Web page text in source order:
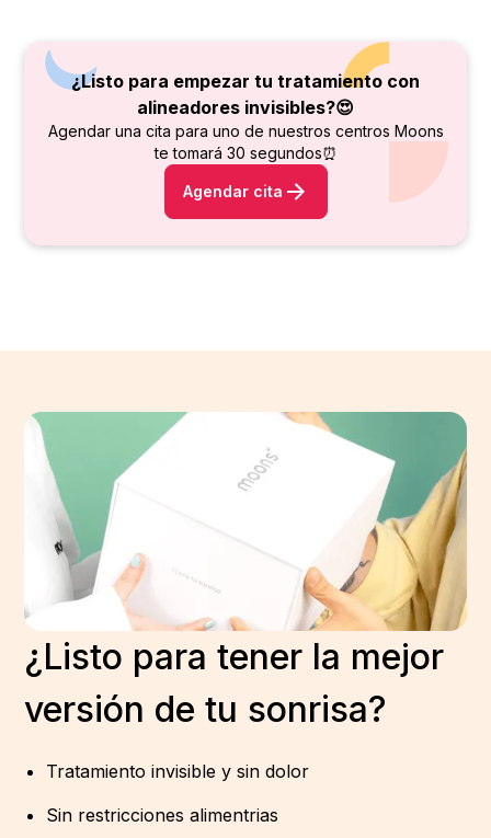
¿Listo para empezar tu tratamiento con
alineadores invisibles?😍
Agendar una cita para uno de nuestros centros Moons
te tomará 30 segundos⏰
Agendar cita
¿Listo para tener la mejor
versión de tu sonrisa?
Tratamiento invisible y sin dolor
Sin restricciones alimentrias